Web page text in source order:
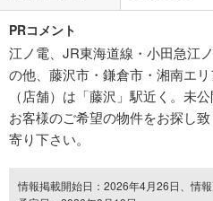
PRコメント
江ノ電、JR東海道線・小田急江
の他、藤沢市・鎌倉市・湘南エ
（店舗）は「藤沢」駅近く。未
お客様のご希望の物件をお探し
寄り下さい。
情報掲載開始日：2026年4月26日、情